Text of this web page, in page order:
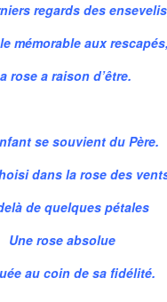
regards des
mémorable aux
rose a raison d’être.
se souvient du Père.
dans la rose des
de quelques pétales
Une rose absolue
au coin de sa fidélité.